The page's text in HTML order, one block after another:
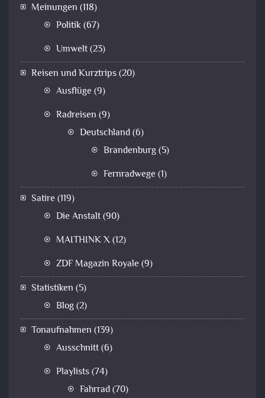
Meinungen (118)
Politik(67)
Umwelt(23)
Reisen und Kurztrips(20)
Ausflüge (9)
Radreisen (9)
Deutschland(6)
Brandenburg(5)
Fernradwege (1)
Satire (119)
Die Anstalt(90)
MAITHINK X(12)
ZDF Magazin Royale (9)
Statistiken (5)
Blog(2)
Tonaufnahmen (139)
Ausschnitt(6)
Playlists(74)
Fahrrad(70)